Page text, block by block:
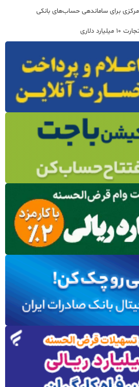
برای ساماندهی حساب‌های بانکی
دلاری